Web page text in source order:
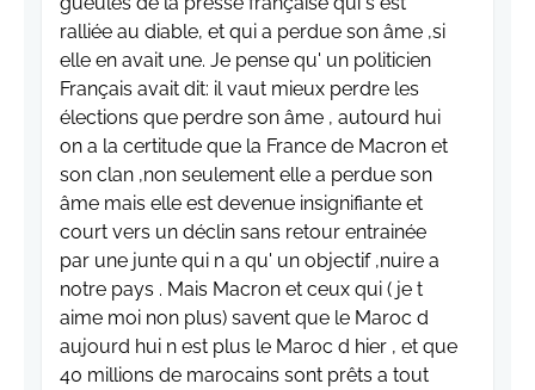
ralliée au diable, et qui a perdue son âme ,si
elle en avait une. Je pense qu' un politicien
Français avait dit: il vaut mieux perdre les
élections que perdre son âme , autourd hui
on a la certitude que la France de Macron et
son clan ,non seulement elle a perdue son
âme mais elle est devenue insignifiante et
court vers un déclin sans retour entrainée
par une junte qui n a qu' un objectif ,nuire a
notre pays . Mais Macron et ceux qui ( je t
aime moi non plus) savent que le Maroc d
aujourd hui n est plus le Maroc d hier , et que
40 millions de marocains sont prêts a tout